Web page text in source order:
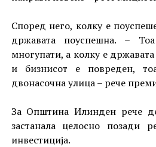
Според него, колку е
државата поуспешна. –
многупати, а колку е
и бизнисот е повреден,
двонасочна улица – рече
За Општина Илинден рече
застанала целосно позади
инвестиција.